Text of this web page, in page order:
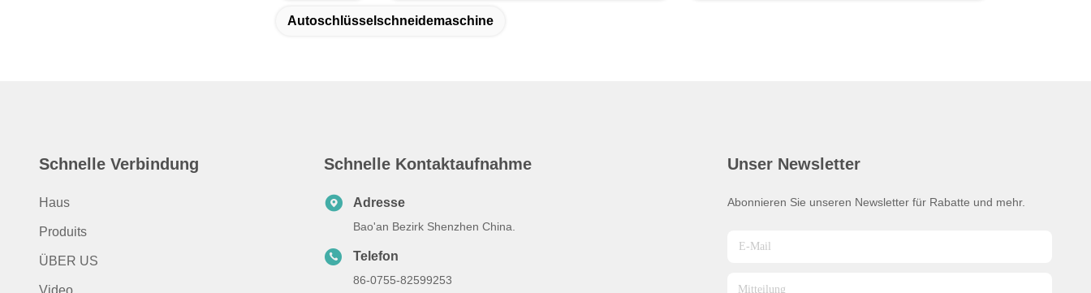
Autoschlüsselschneidemaschine
Schnelle Verbindung
Haus
Produits
ÜBER US
Video
Schnelle Kontaktaufnahme
Adresse
Bao'an Bezirk Shenzhen China.
Telefon
86-0755-82599253
Unser Newsletter
Abonnieren Sie unseren Newsletter für Rabatte und mehr.